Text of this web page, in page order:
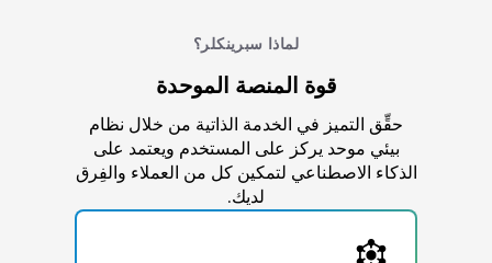
لماذا سبرينكلر؟
قوة المنصة الموحدة
حقِّق التميز في الخدمة الذاتية من خلال نظام
بيئي موحد يركز على المستخدم ويعتمد على
الذكاء الاصطناعي لتمكين كل من العملاء والفِرق
لديك.